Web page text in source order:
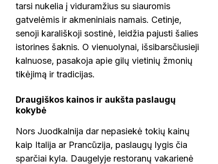
tarsi nukelia į viduramžius su siauromis
gatvelėmis ir akmeniniais namais. Cetinje,
senoji karališkoji sostinė, leidžia pajusti šalies
istorines šaknis. O vienuolynai, išsibarsčiusieji
kalnuose, pasakoja apie gilų vietinių žmonių
tikėjimą ir tradicijas.
Draugiškos kainos ir aukšta paslaugų
kokybė
Nors Juodkalnija dar nepasiekė tokių kainų
kaip Italija ar Prancūzija, paslaugų lygis čia
sparčiai kyla. Daugelyje restoranų vakarienė